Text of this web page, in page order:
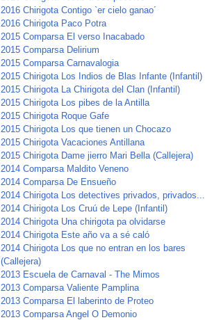
2016 Chirigota Contigo `er cielo ganao´
2016 Chirigota Paco Potra
2015 Comparsa El verso Inacabado
2015 Comparsa Delirium
2015 Comparsa Carnavalogia
2015 Chirigota Los Indios de Blas Infante (Infantil)
2015 Chirigota La Chirigota del Clan (Infantil)
2015 Chirigota Los pibes de la Antilla
2015 Chirigota Roque Gafe
2015 Chirigota Los que tienen un Chocazo
2015 Chirigota Vacaciones Antillana
2015 Chirigota Dame jierro Mari Bella (Callejera)
2014 Comparsa Maldito Veneno
2014 Comparsa De Ensueño
2014 Chirigota Los detectives privados, privados...
2014 Chirigota Los Cruú de Lepe (Infantil)
2014 Chirigota Una chirigota pa olvidarse
2014 Chirigota Este año va a sé caló
2014 Chirigota Los que no entran en los bares
(Callejera)
2013 Escuela de Carnaval - The Mimos
2013 Comparsa Valiente Pamplina
2013 Comparsa El laberinto de Proteo
2013 Comparsa Angel O Demonio